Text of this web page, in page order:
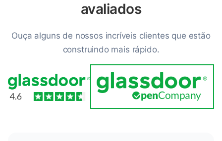
avaliados
Ouça alguns de nossos incríveis clientes que estão
construindo mais rápido.